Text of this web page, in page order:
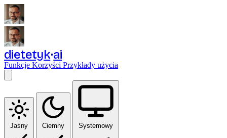
dietetyk ai
Funkcje Korzyści Przykłady użycia
Jasny Ciemny Systemowy